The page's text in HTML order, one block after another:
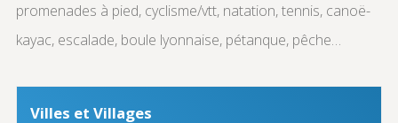
promenades à pied, cyclisme/vtt, natation, tennis, canoë-
kayac, escalade, boule lyonnaise, pétanque, pêche…
Villes et Villages